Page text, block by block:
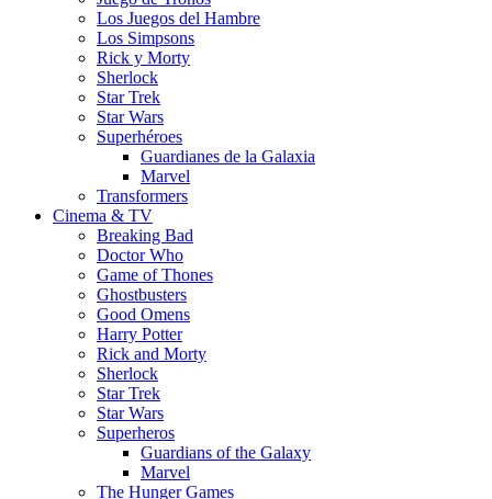
Los Juegos del Hambre
Los Simpsons
Rick y Morty
Sherlock
Star Trek
Star Wars
Superhéroes
Guardianes de la Galaxia
Marvel
Transformers
Cinema & TV
Breaking Bad
Doctor Who
Game of Thones
Ghostbusters
Good Omens
Harry Potter
Rick and Morty
Sherlock
Star Trek
Star Wars
Superheros
Guardians of the Galaxy
Marvel
The Hunger Games